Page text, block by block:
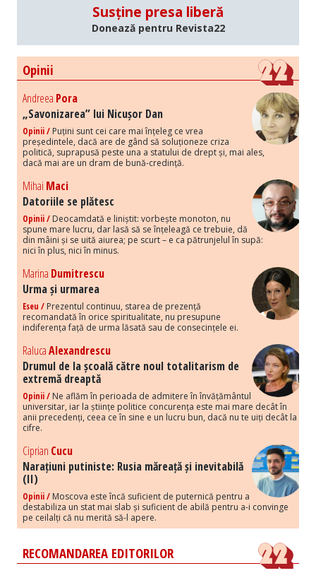
Susține presa liberă
Donează pentru Revista22
Opinii
Andreea Pora
„Savonizarea” lui Nicușor Dan
Opinii / Puțini sunt cei care mai înțeleg ce vrea
președintele, dacă are de gând să soluționeze criza
politică, suprapusă peste una a statului de drept și, mai ales,
dacă mai are un dram de bună-credință.
Mihai Maci
Datoriile se plătesc
Opinii / Deocamdată e liniștit: vorbește monoton, nu
spune mare lucru, dar lasă să se înțeleagă ce trebuie, dă
din mâini și se uită aiurea; pe scurt – e ca pătrunjelul în supă:
nici în plus, nici în minus.
Marina Dumitrescu
Urma și urmarea
Eseu / Prezentul continuu, starea de prezență
recomandată în orice spiritualitate, nu presupune
indiferența față de urma lăsată sau de consecințele ei.
RalucaAlexandrescu
Drumul de la școală către noul totalitarism de
extremă dreaptă
Opinii / Ne aflăm în perioada de admitere în învățământul
universitar, iar la științe politice concurența este mai mare decât în
anii precedenți, ceea ce în sine e un lucru bun, dacă nu te uiți decât la
cifre.
Ciprian Cucu
Narațiuni putiniste: Rusia măreață și inevitabilă
(II)
Opinii / Moscova este încă suficient de puternică pentru a
destabiliza un stat mai slab și suficient de abilă pentru a-i convinge
pe ceilalți că nu merită să-l apere.
RECOMANDAREA EDITORILOR